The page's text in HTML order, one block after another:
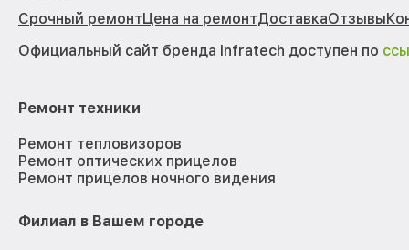
Срочный ремонтЦена на ремонтДоставкаОтзывы
Официальный сайт бренда Infratech доступен по
Ремонт техники
Ремонт тепловизоров
Ремонт оптических прицелов
Ремонт прицелов ночного видения
Филиал в Вашем городе